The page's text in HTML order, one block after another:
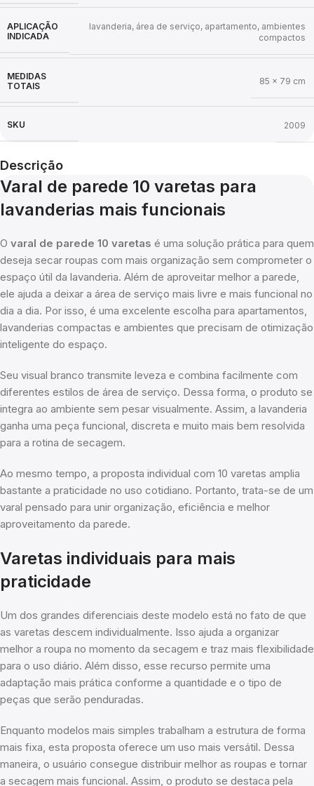
APLICAÇÃO
INDICADA
lavanderia, área de serviço, apartamento, ambientes
compactos
MEDIDAS
TOTAIS
85 x 79 cm
SKU 2009
Descrição
Varal de parede 10 varetas para
lavanderias mais funcionais
O varal de parede 10 varetas é uma solução prática para quem
deseja secar roupas com mais organização sem comprometer o
espaço útil da lavanderia. Além de aproveitar melhor a parede,
ele ajuda a deixar a área de serviço mais livre e mais funcional no
dia a dia. Por isso, é uma excelente escolha para apartamentos,
lavanderias compactas e ambientes que precisam de otimização
inteligente do espaço.
Seu visual branco transmite leveza e combina facilmente com
diferentes estilos de área de serviço. Dessa forma, o produto se
integra ao ambiente sem pesar visualmente. Assim, a lavanderia
ganha uma peça funcional, discreta e muito mais bem resolvida
para a rotina de secagem.
Ao mesmo tempo, a proposta individual com 10 varetas amplia
bastante a praticidade no uso cotidiano. Portanto, trata-se de um
varal pensado para unir organização, eficiência e melhor
aproveitamento da parede.
Varetas individuais para mais
praticidade
Um dos grandes diferenciais deste modelo está no fato de que
as varetas descem individualmente. Isso ajuda a organizar
melhor a roupa no momento da secagem e traz mais flexibilidade
para o uso diário. Além disso, esse recurso permite uma
adaptação mais prática conforme a quantidade e o tipo de
peças que serão penduradas.
Enquanto modelos mais simples trabalham a estrutura de forma
mais fixa, esta proposta oferece um uso mais versátil. Dessa
maneira, o usuário consegue distribuir melhor as roupas e tornar
a secagem mais funcional. Assim, o produto se destaca pela